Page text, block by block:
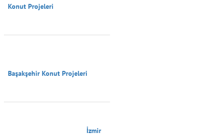
Konut Projeleri
Başakşehir Konut Projeleri